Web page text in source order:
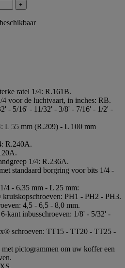
+
ratel 1/4: R.161B.
voor de luchtvaart, in inches: RB.
- 5/16' - 11/32' - 3/8' - 7/16' - 1/2' -
L 55 mm (R.209) - L 100 mm
R.240A.
1/4: R.236A.
standaard borgring voor bits 1/4 -
4 - 6,35 mm - L 25 mm:
PH1 - PH2 - PH3.
4,5 - 6,5 - 8,0 mm.
kant inbusschroeven: 1/8' - 5/32' -
schroeven: TT15 - TT20 - TT25 -
pictogrammen om uw koffer een